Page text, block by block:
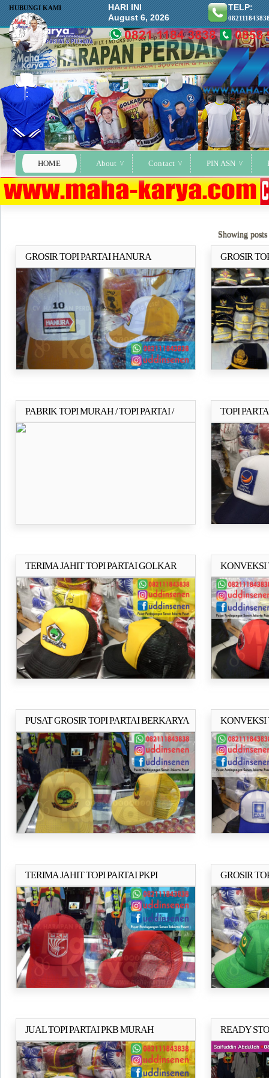
HOME About Contact PIN ASN
HUBUNGI KAMI
HARI INI
August 6, 2026
TELP:
Showing
GROSIR TOPI PARTAI HANURASelengkapnya..
GROSIR
KORPRI /
PABRIK TOPI MURAH / TOPI PARTAI /
TOPI CALEG 2019
Selengkapnya..
TOPI
SABLON /
TERIMA JAHIT TOPI PARTAI GOLKAR
MURAH / TOPI GAMBAR / TOPI CALEG
2019
Selengkapnya.. KONVEKSI
PUSAT GROSIR TOPI PARTAI BERKARYA
Selengkapnya.. KONVEKSI
TERIMA JAHIT TOPI PARTAI PKPI
MURAH
Selengkapnya..
GROSIR
PBB
JUAL TOPI PARTAI PKB MURAHSelengkapnya.. READY